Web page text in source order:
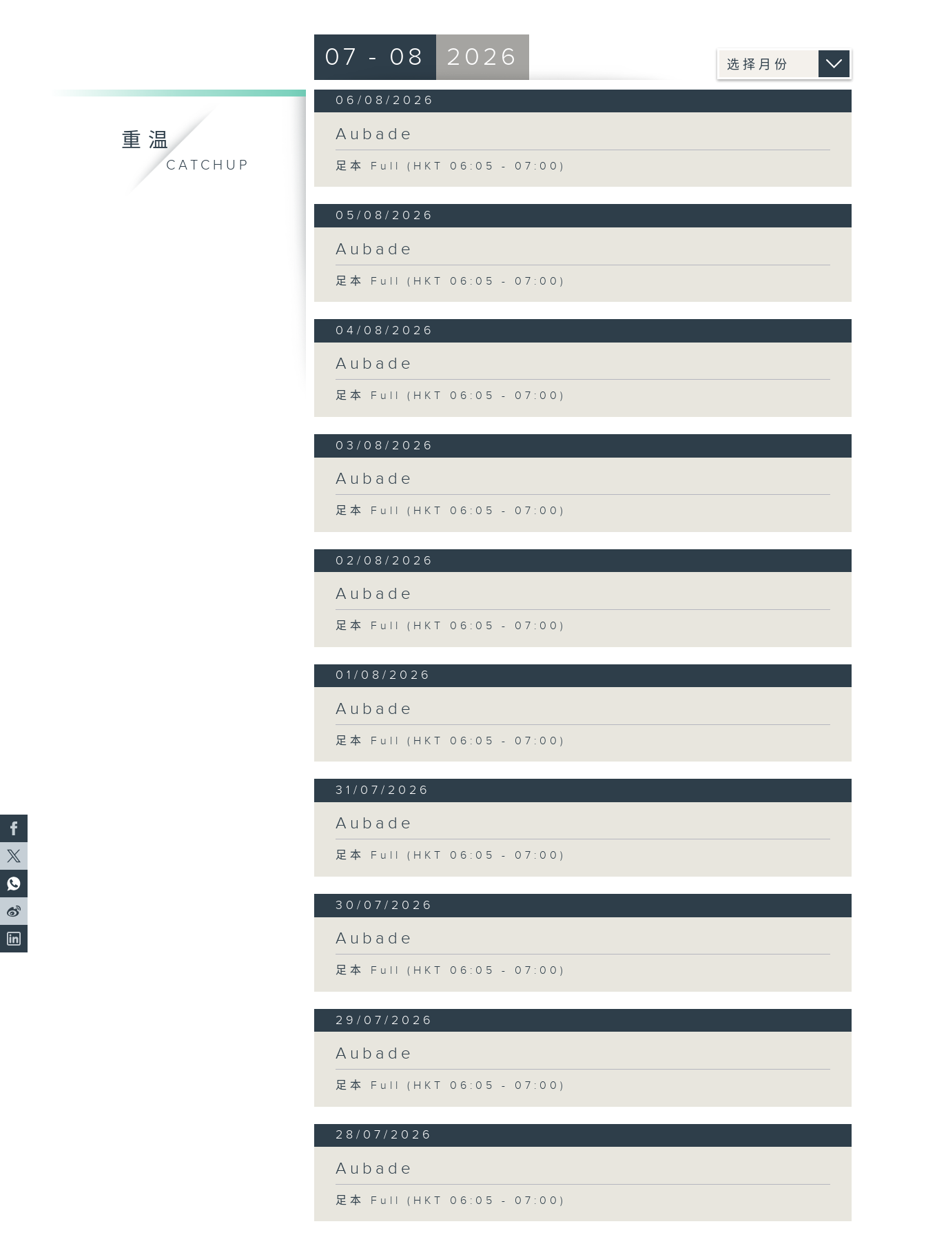
重温
CATCHUP
07 - 08 2026
06/08/2026
Aubade
足本 Full (HKT 06:05 - 07:00)
05/08/2026
Aubade
足本 Full (HKT 06:05 - 07:00)
04/08/2026
Aubade
足本 Full (HKT 06:05 - 07:00)
03/08/2026
Aubade
足本 Full (HKT 06:05 - 07:00)
02/08/2026
Aubade
足本 Full (HKT 06:05 - 07:00)
01/08/2026
Aubade
足本 Full (HKT 06:05 - 07:00)
31/07/2026
Aubade
足本 Full (HKT 06:05 - 07:00)
30/07/2026
Aubade
足本 Full (HKT 06:05 - 07:00)
29/07/2026
Aubade
足本 Full (HKT 06:05 - 07:00)
28/07/2026
Aubade
足本 Full (HKT 06:05 - 07:00)